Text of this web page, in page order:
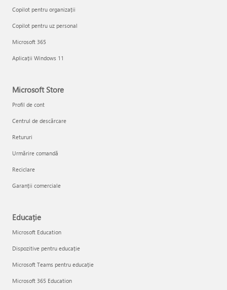
Copilot pentru organizații
Copilot pentru uz personal
Microsoft 365
Aplicații Windows 11
Microsoft Store
Profil de cont
Centrul de descărcare
Retururi
Urmărire comandă
Reciclare
Garanții comerciale
Educație
Microsoft Education
Dispozitive pentru educație
Microsoft Teams pentru educație
Microsoft 365 Education